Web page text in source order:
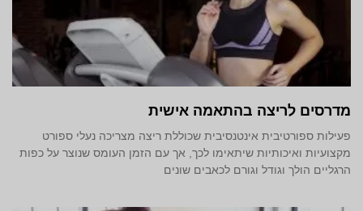
מדרסים לריצה בהתאמה אישית
פעילות ספורטיבית אינטנסיבית שכוללת ריצה מצריכה נעלי ספורט
מקצועיות ואיכותיות שיתאימו לכך, אך עם הזמן העומס שנוצר על כפות
הרגליים הולך וגודל וגורם לכאבים שונים